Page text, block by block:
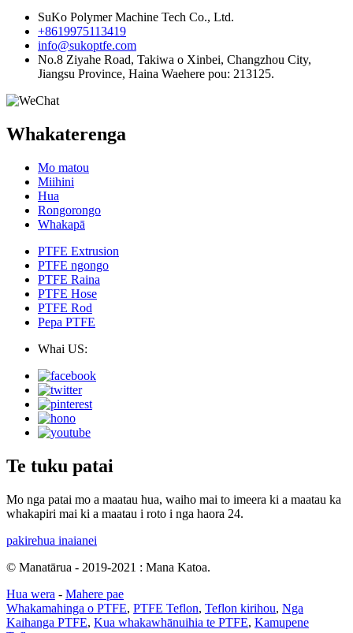
SuKo Polymer Machine Tech Co., Ltd.
+8619975113419
info@sukoptfe.com
No.8 Ziyahe Road, Takiwa o Xinbei, Changzhou City,
Jiangsu Province, Haina Waehere pou: 213125.
Whakaterenga
Mo matou
Miihini
Hua
Rongorongo
Whakapā
PTFE Extrusion
PTFE ngongo
PTFE Raina
PTFE Hose
PTFE Rod
Pepa PTFE
Whai US:
Te tuku patai
Mo nga patai mo a maatau hua, waiho mai to imeera ki a maatau ka
whakapiri mai ki a maatau i roto i nga haora 24.
pakirehua inaianei
© Manatārua - 2019-2021 : Mana Katoa.
Hua wera - Mahere pae
Whakamahinga o PTFE, PTFE Teflon, Teflon kirihou, Nga
Kaihanga PTFE, Kua whakawhānuihia te PTFE, Kamupene